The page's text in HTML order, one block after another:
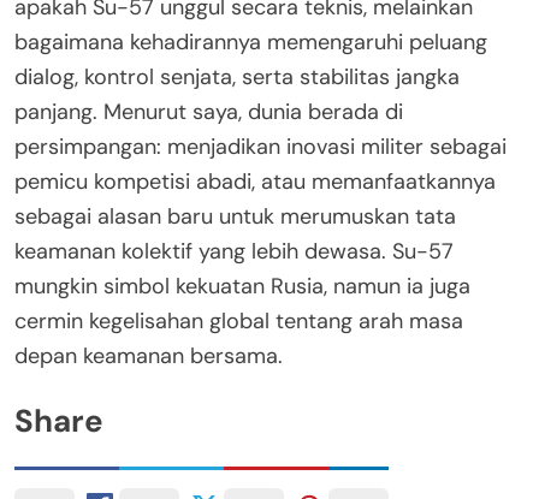
apakah Su-57 unggul secara teknis, melainkan
bagaimana kehadirannya memengaruhi peluang
dialog, kontrol senjata, serta stabilitas jangka
panjang. Menurut saya, dunia berada di
persimpangan: menjadikan inovasi militer sebagai
pemicu kompetisi abadi, atau memanfaatkannya
sebagai alasan baru untuk merumuskan tata
keamanan kolektif yang lebih dewasa. Su-57
mungkin simbol kekuatan Rusia, namun ia juga
cermin kegelisahan global tentang arah masa
depan keamanan bersama.
Share